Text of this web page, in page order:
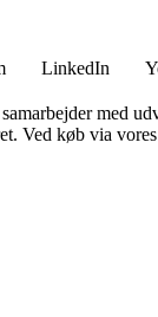
LinkedIn
med
Ved køb via